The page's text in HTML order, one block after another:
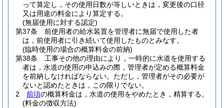
って算定し，その使用日数が等しいときは，変更後の口径
又は用途の料金により算定する。
(無届使用に対する認定)
第37条
前使用者の給水装置を管理者に無届で使用した者
は，前使用者に引き続いて使用したものとみなす。
(臨時使用の場合の概算料金の前納)
第38条
工事その他の理由により，一時的に水道を使用する
者は，水道の使用の申込みの際，管理者が定める概算料金
を前納しなければならない。 ただし，管理者がその必要が
ないと認めたときは，この限りでない。
2
前項の概算料金は，水道の使用をやめたとき，精算する。
(料金の徴収方法)